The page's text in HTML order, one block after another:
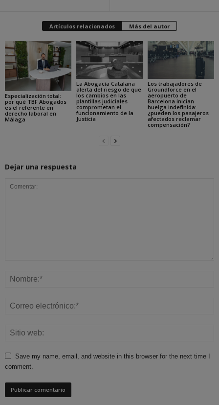
Artículos relacionados Más del autor
Especialización total:
por qué TBF Abogados
es el referente en
derecho laboral en
Málaga
La Abogacía Catalana
alerta del riesgo de que
los cambios en las
plantillas judiciales
comprometan el
funcionamiento de la
Justicia
Los trabajadores de
Groundforce en el
aeropuerto de
Barcelona inician
huelga indefinida:
¿pueden los pasajeros
afectados reclamar
compensación?
Dejar una respuesta
Save my name, email, and website in this browser for the next time I
comment.